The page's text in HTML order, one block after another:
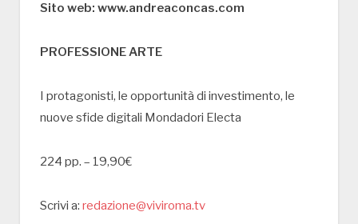
Sito web: www.andreaconcas.com
PROFESSIONE ARTE
I protagonisti, le opportunità di investimento, le
nuove sfide digitali Mondadori Electa
224 pp. – 19,90€
Scrivi a: redazione@viviroma.tv